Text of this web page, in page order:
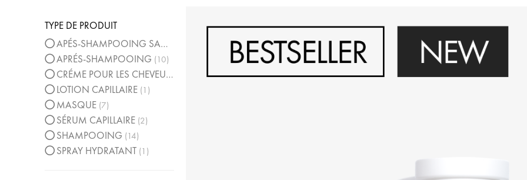
TYPE DE PRODUIT
APÉS-SHAMPOOING SANS RINCAGE
APRÉS-SHAMPOOING 10
CRÉME POUR LES CHEVEUX
LOTION CAPILLAIRE 1
MASQUE 7
SÉRUM CAPILLAIRE 2
SHAMPOOING 14
SPRAY HYDRATANT 1